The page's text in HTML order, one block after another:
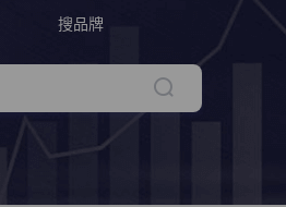
搜品牌